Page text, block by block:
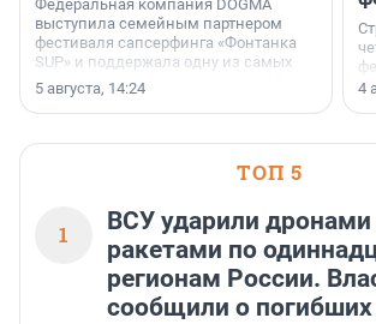
Федеральная компания DOGMA
выступила семейным партнером
фестиваля сапсерфинга «Фонтанка
SUP» и поддержала одну из самых
ярких и романтичных номинаций —
«SUP-свадьба».
5 августа, 14:24 4
ТОП 5
1
ВСУ ударили дронами
ракетами по
регионам России.
сообщили о